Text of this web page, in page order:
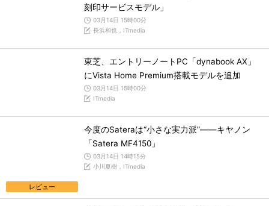
刻印サービスモデル」
03月14日 15時00分
長浜和也，ITmedia
東芝、エントリーノートPC「dynabook AX」
にVista Home Premium搭載モデルを追加
03月14日 15時00分
ITmedia
レビュー
今度のSateraは“小さな実力派”――キヤノン
「Satera MF4150」
03月14日 14時15分
小川夏樹，ITmedia